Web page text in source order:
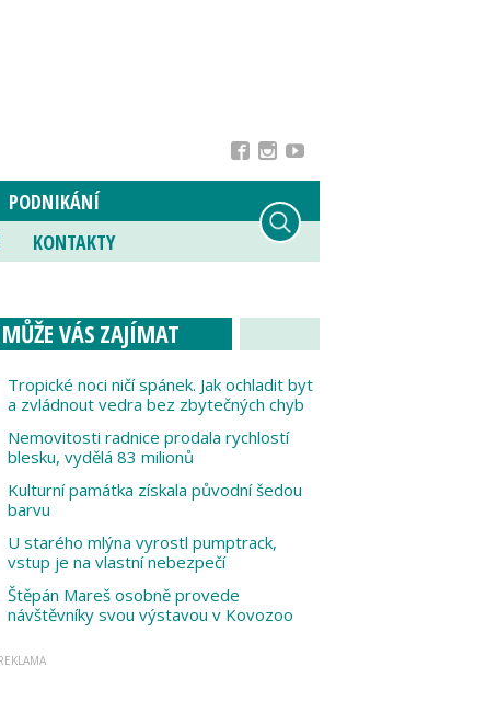
PODNIKÁNÍ
KONTAKTY
MŮŽE VÁS ZAJÍMAT
Tropické noci ničí spánek. Jak ochladit byt
a zvládnout vedra bez zbytečných chyb
Nemovitosti radnice prodala rychlostí
blesku, vydělá 83 milionů
Kulturní památka získala původní šedou
barvu
U starého mlýna vyrostl pumptrack,
vstup je na vlastní nebezpečí
Štěpán Mareš osobně provede
návštěvníky svou výstavou v Kovozoo